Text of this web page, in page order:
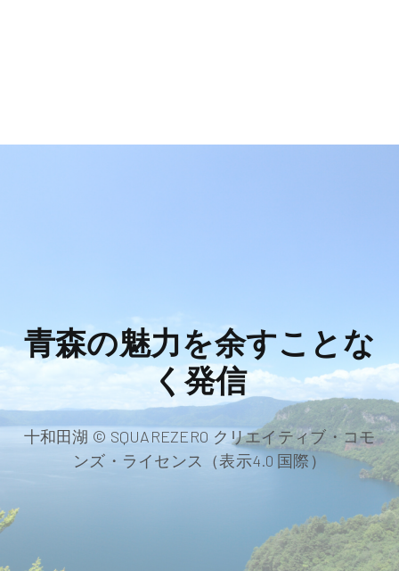
青森の魅力を余すことな
く発信
十和田湖 © SQUAREZERO クリエイティブ・コモ
ンズ・ライセンス（表示4.0 国際）